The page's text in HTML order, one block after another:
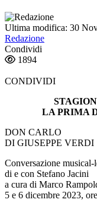
Ultima modifica: 30
Redazione
Condividi
1894
CONDIVIDI
LA PRIMA
DON CARLO
DI GIUSEPPE VERDI
Conversazione musical-
di e con Stefano Jacini
a cura di Marco
5 e 6 dicembre 2023,